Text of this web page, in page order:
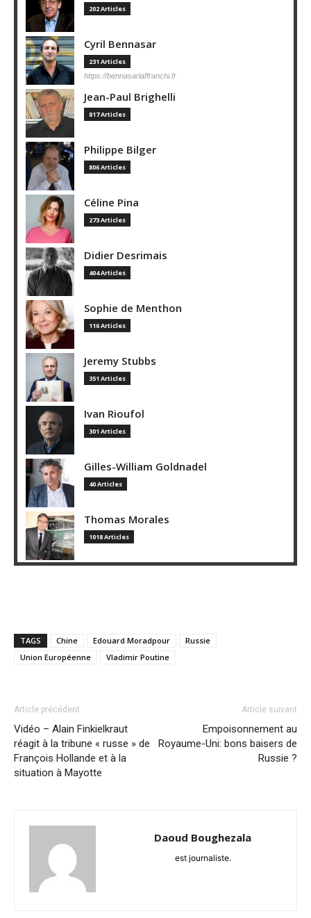
202 Articles
Cyril Bennasar
231 Articles
https://bennasarlaffranchi.fr
Jean-Paul Brighelli
817 Articles
Philippe Bilger
806 Articles
Céline Pina
273 Articles
Didier Desrimais
404 Articles
Sophie de Menthon
116 Articles
Jeremy Stubbs
351 Articles
Ivan Rioufol
301 Articles
Gilles-William Goldnadel
40 Articles
Thomas Morales
1018 Articles
TAGS Chine Edouard Moradpour
Russie
Union Européenne
Vladimir Poutine
Article précédent
Vidéo – Alain Finkielkraut
réagit à la tribune « russe » de
François Hollande et à la
situation à Mayotte
Article suivant
Empoisonnement au
Royaume-Uni: bons baisers de
Russie ?
Daoud Boughezala
est journaliste.